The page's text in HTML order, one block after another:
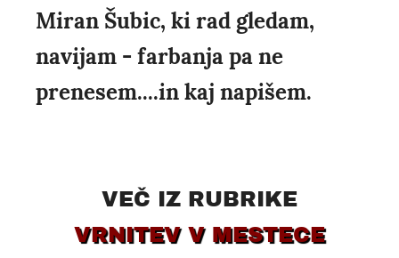
Miran Šubic, ki rad gledam,
navijam - farbanja pa ne
prenesem....in kaj napišem.
VEČ IZ RUBRIKE
VRNITEV V MESTECE